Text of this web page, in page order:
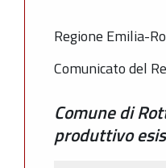
Regione Emilia-
Comunicato del
Comune di
produttivo